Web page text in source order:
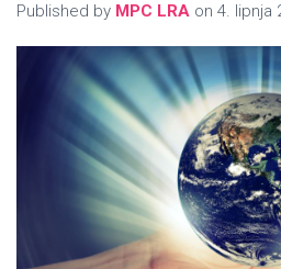
Published by MPC LRA on 4. lipnja